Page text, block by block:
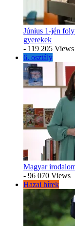
Június 1-jén
gyerekek
- 119 205 Views
6. osztály
Magyar
- 96 070 Views
Hazai hírek